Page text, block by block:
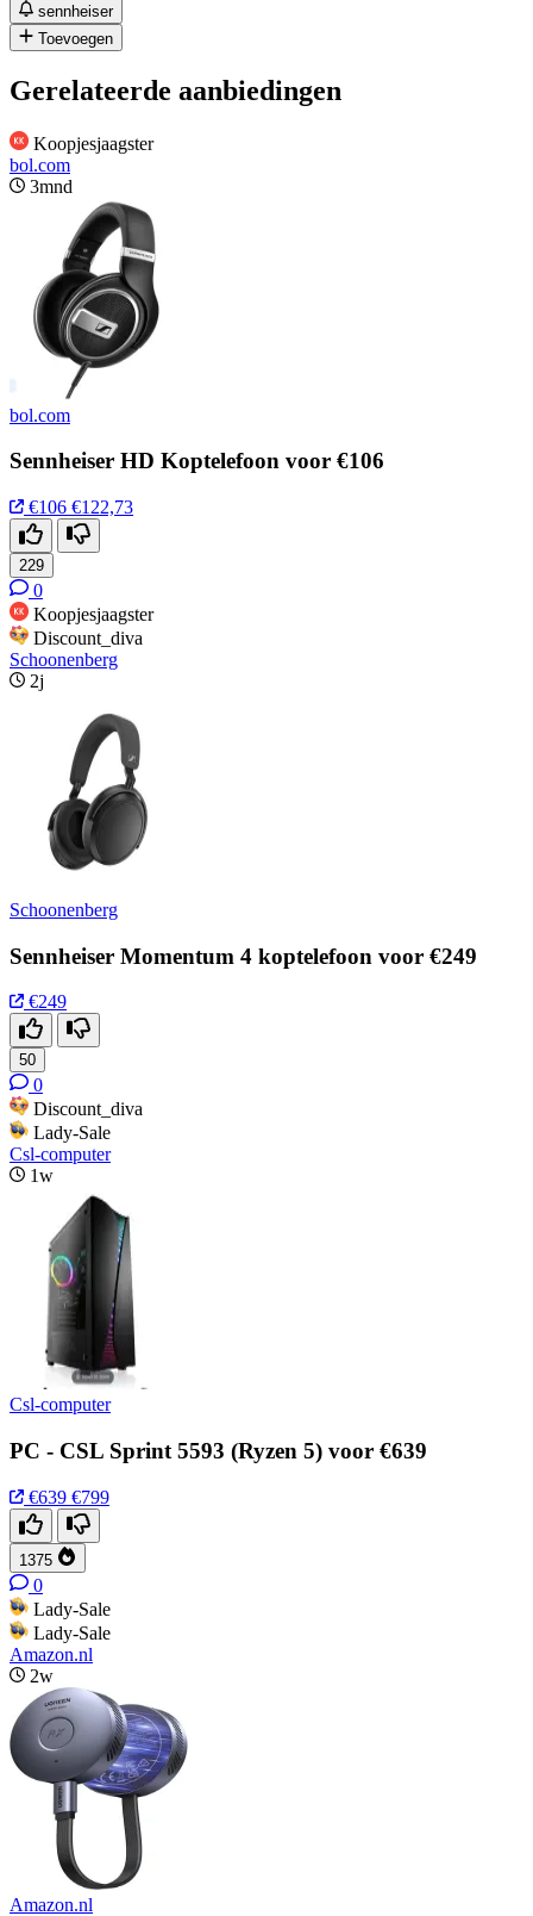
sennheiser
Toevoegen
Gerelateerde aanbiedingen
Koopjesjaagster
bol.com
3mnd
bol.com
Sennheiser HD Koptelefoon voor €106
€106 €122,73
229
0
Koopjesjaagster
Discount_diva
Schoonenberg
2j
Schoonenberg
Sennheiser Momentum 4 koptelefoon voor €249
€249
50
0
Discount_diva
Lady-Sale
Csl-computer
1w
Csl-computer
PC - CSL Sprint 5593 (Ryzen 5) voor €639
€639 €799
1375
0
Lady-Sale
Lady-Sale
Amazon.nl
2w
Amazon.nl